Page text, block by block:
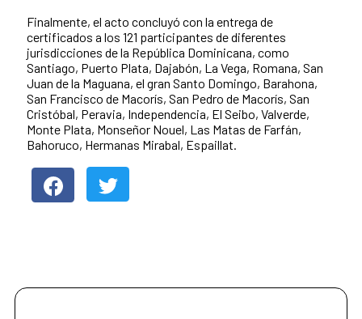
Finalmente, el acto concluyó con la entrega de
certificados a los 121 participantes de diferentes
jurisdicciones de la República Dominicana, como
Santiago, Puerto Plata, Dajabón, La Vega, Romana, San
Juan de la Maguana, el gran Santo Domingo, Barahona,
San Francisco de Macorís, San Pedro de Macorís, San
Cristóbal, Peravia, Independencia, El Seibo, Valverde,
Monte Plata, Monseñor Nouel, Las Matas de Farfán,
Bahoruco, Hermanas Mirabal, Espaillat.